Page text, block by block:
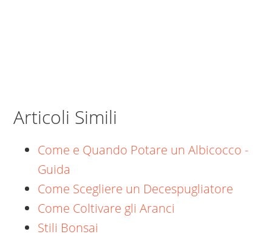
Articoli Simili
Come e Quando Potare un Albicocco -
Guida
Come Scegliere un Decespugliatore
Come Coltivare gli Aranci
Stili Bonsai